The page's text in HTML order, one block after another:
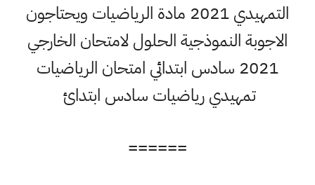
التمهيدي 2021 مادة الرياضيات ويحتاجون
الاجوبة النموذجية الحلول لامتحان الخارجي
2021 سادس ابتدائي امتحان الرياضيات
تمهيدي رياضيات سادس ابتدائ
======